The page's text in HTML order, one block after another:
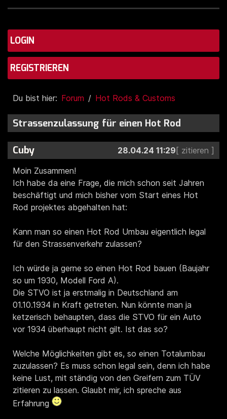
LOGIN
REGISTRIEREN
Du bist hier: Forum Hot Rods & Customs
Strassenzulassung für einen Hot Rod
Cuby
28.04.24 11:29
Moin Zusammen!
Ich habe da eine Frage, die mich schon seit Jahren
beschäftigt und mich bisher vom Start eines Hot
Rod projektes abgehalten hat:
Kann man so einen Hot Rod Umbau eigentlich legal
für den Strassenverkehr zulassen?
Ich würde ja gerne so einen Hot Rod bauen (Baujahr
so um 1930, Modell Ford A).
Die STVO ist ja erstmalig in Deutschland am
01.10.1934 in Kraft getreten. Nun könnte man ja
ketzerisch behaupten, dass die STVO für ein Auto
vor 1934 überhaupt nicht gilt. Ist das so?
Welche Möglichkeiten gibt es, so einen Totalumbau
zuzulassen? Es muss schon legal sein, denn ich habe
keine Lust, mit ständig von den Greifern zum TÜV
zitieren zu lassen. Glaubt mir, ich spreche aus
Erfahrung